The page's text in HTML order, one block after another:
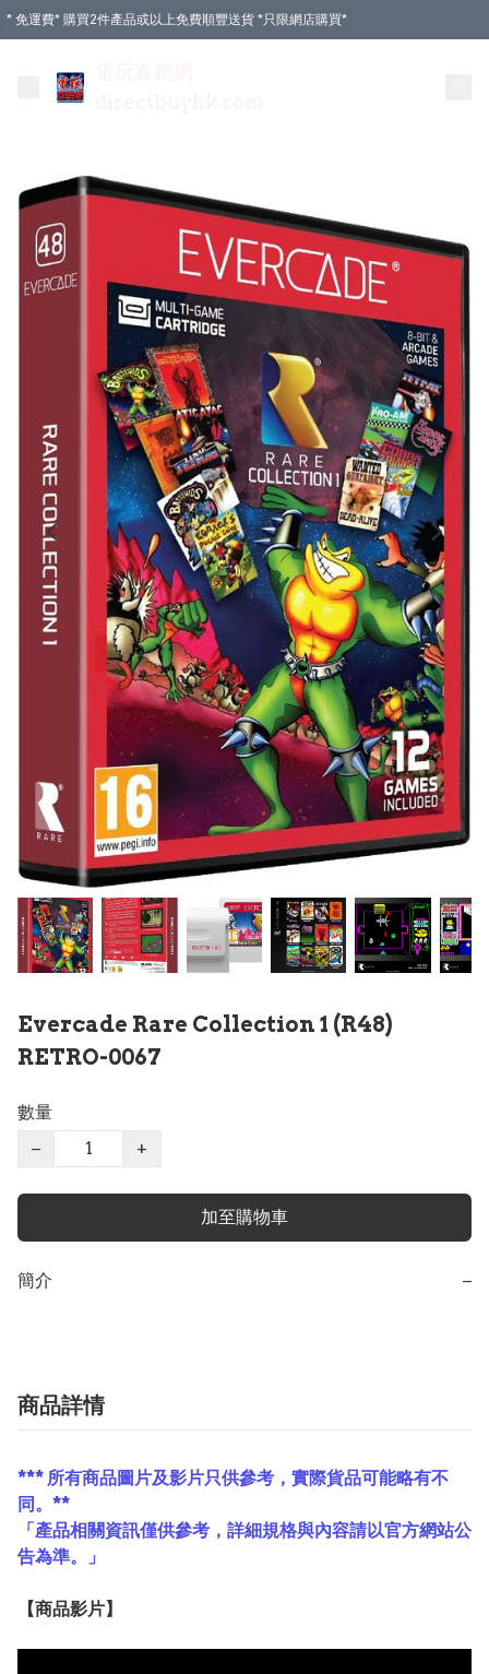
* 免運費* 購買2件產品或以上免費順豐送貨 *只限網店購買*
Evercade Rare Collection 1 (R48)
RETRO-0067
數量
−
+
加至購物車
簡介 −
商品詳情
*** 所有商品圖片及影片只供參考，實際貨品可能略有不
同。**
「產品相關資訊僅供參考，詳細規格與內容請以官方網站公
告為準。」
【商品影片】